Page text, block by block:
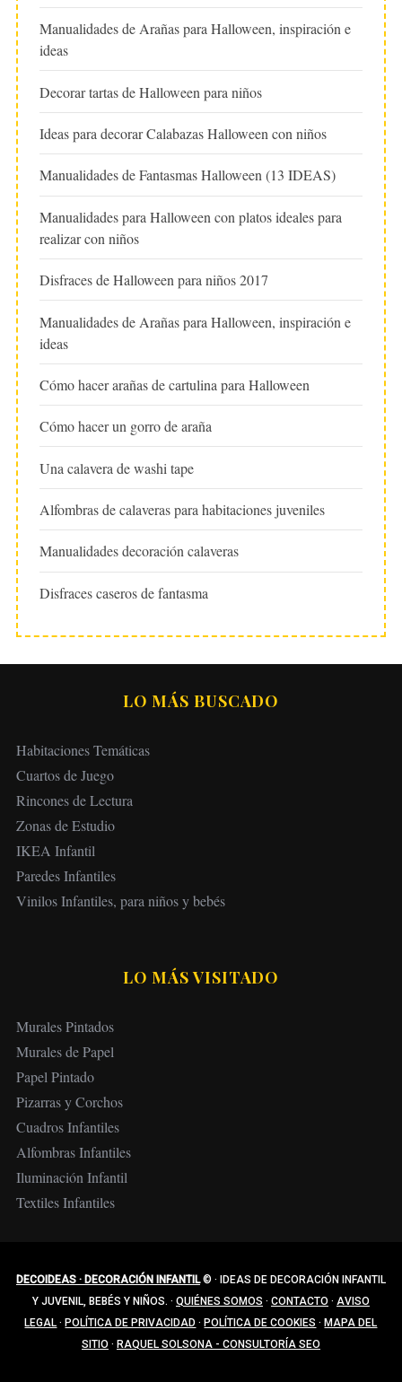
Manualidades de Arañas para Halloween, inspiración e
ideas
Decorar tartas de Halloween para niños
Ideas para decorar Calabazas Halloween con niños
Manualidades de Fantasmas Halloween (13 IDEAS)
Manualidades para Halloween con platos ideales para
realizar con niños
Disfraces de Halloween para niños 2017
Manualidades de Arañas para Halloween, inspiración e
ideas
Cómo hacer arañas de cartulina para Halloween
Cómo hacer un gorro de araña
Una calavera de washi tape
Alfombras de calaveras para habitaciones juveniles
Manualidades decoración calaveras
Disfraces caseros de fantasma
LO MÁS BUSCADO
Habitaciones Temáticas
Cuartos de Juego
Rincones de Lectura
Zonas de Estudio
IKEA Infantil
Paredes Infantiles
Vinilos Infantiles, para niños y bebés
LO MÁS VISITADO
Murales Pintados
Murales de Papel
Papel Pintado
Pizarras y Corchos
Cuadros Infantiles
Alfombras Infantiles
Iluminación Infantil
Textiles Infantiles
DECOIDEAS · DECORACIÓN INFANTIL© ·
IDEAS DE DECORACIÓN INFANTIL
Y JUVENIL, BEBÉS Y NIÑOS. · QUIÉNES SOMOS · CONTACTO · AVISO
LEGAL · POLÍTICA DE PRIVACIDAD · POLÍTICA DE COOKIES · MAPA DEL
SITIO · RAQUEL SOLSONA - CONSULTORÍA SEO